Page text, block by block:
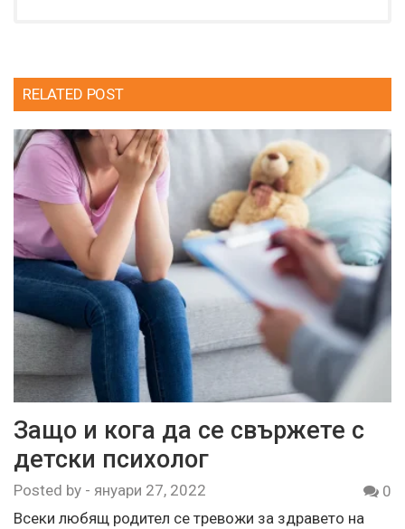
RELATED POST
Защо и кога да се свържете с
детски психолог
Posted by - януари 27, 2022
0
Всеки любящ родител се тревожи за здравето на